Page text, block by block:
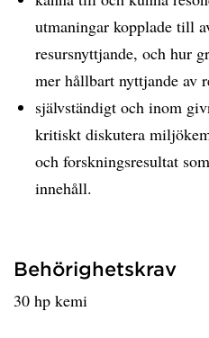
utmaningar kopplade till
resursnyttjande, och hur
mer hållbart nyttjande av
självständigt och inom
kritiskt diskutera
och forskningsresultat
innehåll.
Behörighetskrav
30 hp kemi